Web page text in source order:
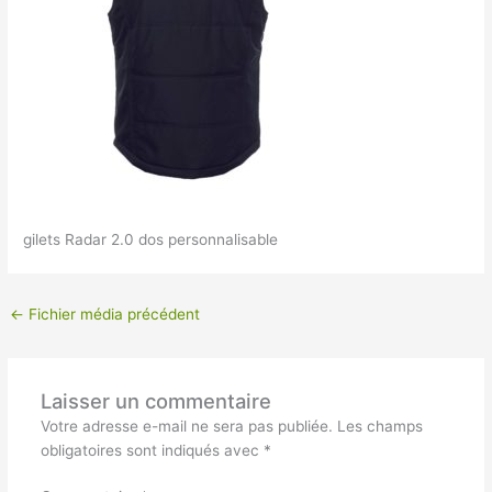
gilets Radar 2.0 dos personnalisable
← Fichier média précédent
Laisser un commentaire
Votre adresse e-mail ne sera pas publiée. Les champs
obligatoires sont indiqués avec *